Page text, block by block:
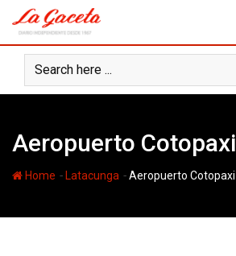
content
Aeropuerto Cotopaxi
Home - Latacunga -Aeropuerto Cotopaxi